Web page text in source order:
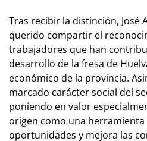
Tras recibir la distinción, José
querido compartir el
trabajadores que han
desarrollo de la fresa de
económico de la provincia.
marcado carácter social del
poniendo en valor
origen como una herramienta
oportunidades y mejora las